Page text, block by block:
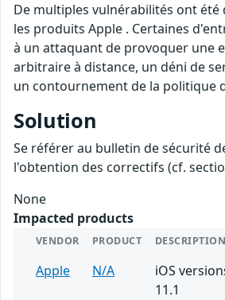
De multiples vulnérabilités ont été
les produits Apple . Certaines
à un attaquant de provoquer une
arbitraire à distance, un déni de
un contournement de la politique
Solution
Se référer au bulletin de sécurité
l'obtention des correctifs (cf.
None
Impacted products
VENDOR PRODUCT DESCRIPTION
Apple N/A
iOS
11.1